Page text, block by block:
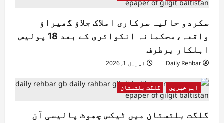
سکردو حالیہ سرکاری املاک جلاؤ گھیراؤ
واقعہ،محکمانہ انکوائری کے بعد 18 پولیس
اہلکار برطرف
Daily Rehbar اپریل 1, 2026
اہم خبریں گلگت بلتستان
گلگت بلتستان میں ٹیکس چھوٹ پالیسی آن